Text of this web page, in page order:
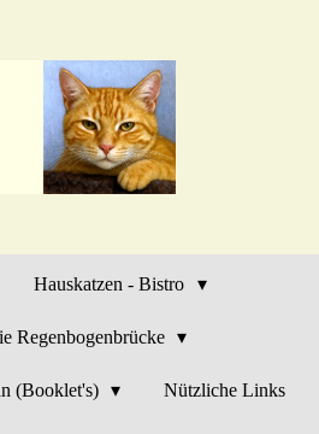
Hauskatzen - Bistro
Regenbogenbrücke
(Booklet's) Nützliche Links